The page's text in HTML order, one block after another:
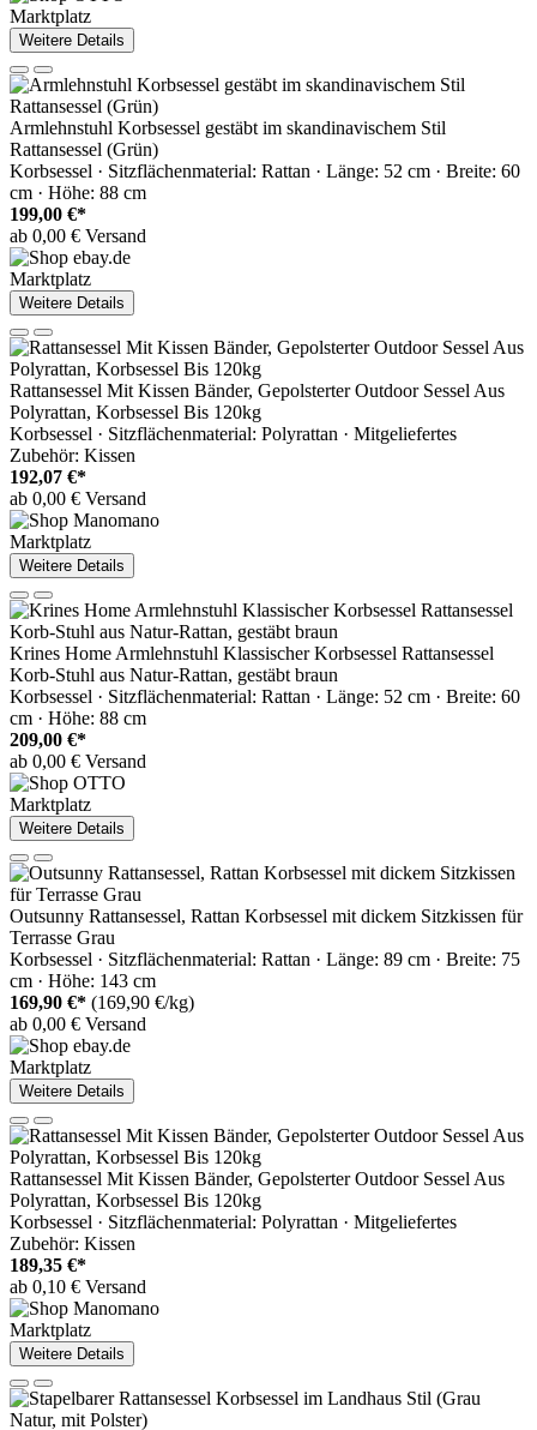
Marktplatz
Weitere Details
Armlehnstuhl Korbsessel gestäbt im skandinavischem Stil
Rattansessel (Grün)
Korbsessel · Sitzflächenmaterial: Rattan · Länge: 52 cm · Breite: 60
cm · Höhe: 88 cm
199,00 €*
ab 0,00 € Versand
Marktplatz
Weitere Details
Rattansessel Mit Kissen Bänder, Gepolsterter Outdoor Sessel Aus
Polyrattan, Korbsessel Bis 120kg
Korbsessel · Sitzflächenmaterial: Polyrattan · Mitgeliefertes
Zubehör: Kissen
192,07 €*
ab 0,00 € Versand
Marktplatz
Weitere Details
Krines Home Armlehnstuhl Klassischer Korbsessel Rattansessel
Korb-Stuhl aus Natur-Rattan, gestäbt braun
Korbsessel · Sitzflächenmaterial: Rattan · Länge: 52 cm · Breite: 60
cm · Höhe: 88 cm
209,00 €*
ab 0,00 € Versand
Marktplatz
Weitere Details
Outsunny Rattansessel, Rattan Korbsessel mit dickem Sitzkissen für
Terrasse Grau
Korbsessel · Sitzflächenmaterial: Rattan · Länge: 89 cm · Breite: 75
cm · Höhe: 143 cm
169,90 €* (169,90 €/kg)
ab 0,00 € Versand
Marktplatz
Weitere Details
Rattansessel Mit Kissen Bänder, Gepolsterter Outdoor Sessel Aus
Polyrattan, Korbsessel Bis 120kg
Korbsessel · Sitzflächenmaterial: Polyrattan · Mitgeliefertes
Zubehör: Kissen
189,35 €*
ab 0,10 € Versand
Marktplatz
Weitere Details